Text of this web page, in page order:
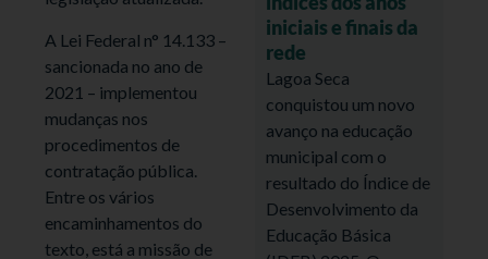
A Lei Federal n° 14.133 –
sancionada no ano de
2021 – implementou
mudanças nos
procedimentos de
contratação pública.
Entre os vários
encaminhamentos do
texto, está a missão de
iniciais e finais da
rede
Lagoa Seca
conquistou um novo
avanço na educação
municipal com o
resultado do Índice de
Desenvolvimento da
Educação Básica